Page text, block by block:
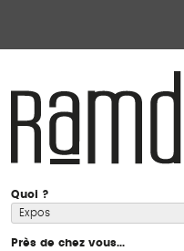
Quoi ?
Près de chez vous...